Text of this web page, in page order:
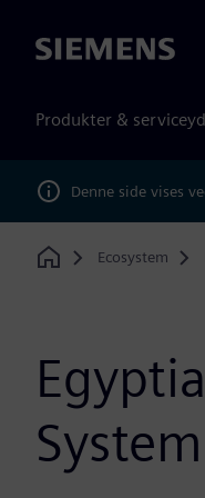
Siemens
Produkter &
Denne side vises
Home
Ecosystem
System